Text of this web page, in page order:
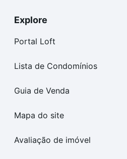
Explore
Portal Loft
Lista de Condomínios
Guia de Venda
Mapa do site
Avaliação de imóvel